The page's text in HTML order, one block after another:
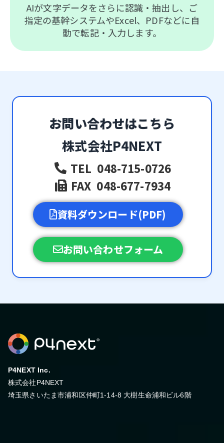
AIが文字データをさらに認識・抽出し、ご
指定の基幹システムやExcel、PDFなどに自
動で転記・入力します。
お問い合わせはこちら
株式会社P4NEXT
TEL 048-715-0726
FAX 048-677-7934
資料ダウンロード(PDF)
お問い合わせフォーム
P4NEXT Inc.
株式会社P4NEXT
埼玉県さいたま市浦和区仲町1-14-8 大樹生命浦和ビル6階